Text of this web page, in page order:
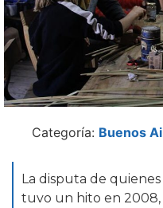
Categoría: Buenos
La disputa de
tuvo un hito en 2008,